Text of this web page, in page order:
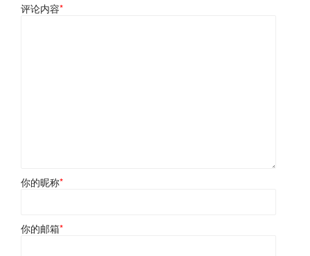
评论内容*
你的昵称*
你的邮箱*